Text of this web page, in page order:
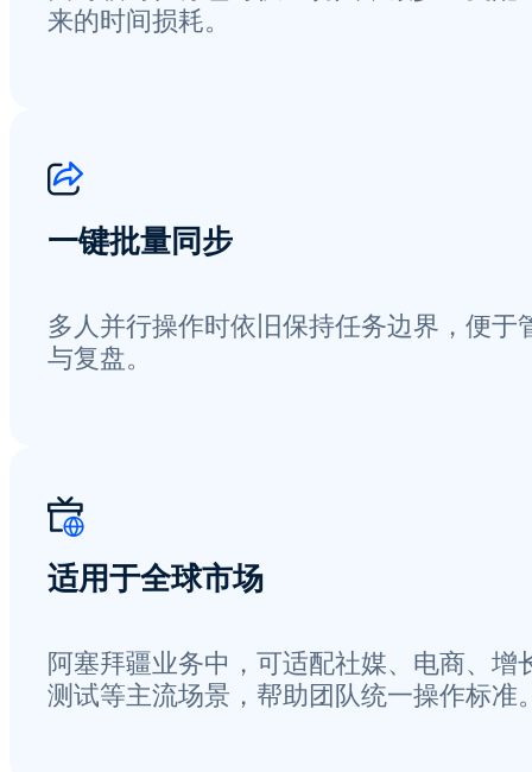
来的时间损耗。
一键批量同步
多人并行操作时依旧保持任务边界，便于
与复盘。
适用于全球市场
阿塞拜疆业务中，可适配社媒、电商、增
测试等主流场景，帮助团队统一操作标准